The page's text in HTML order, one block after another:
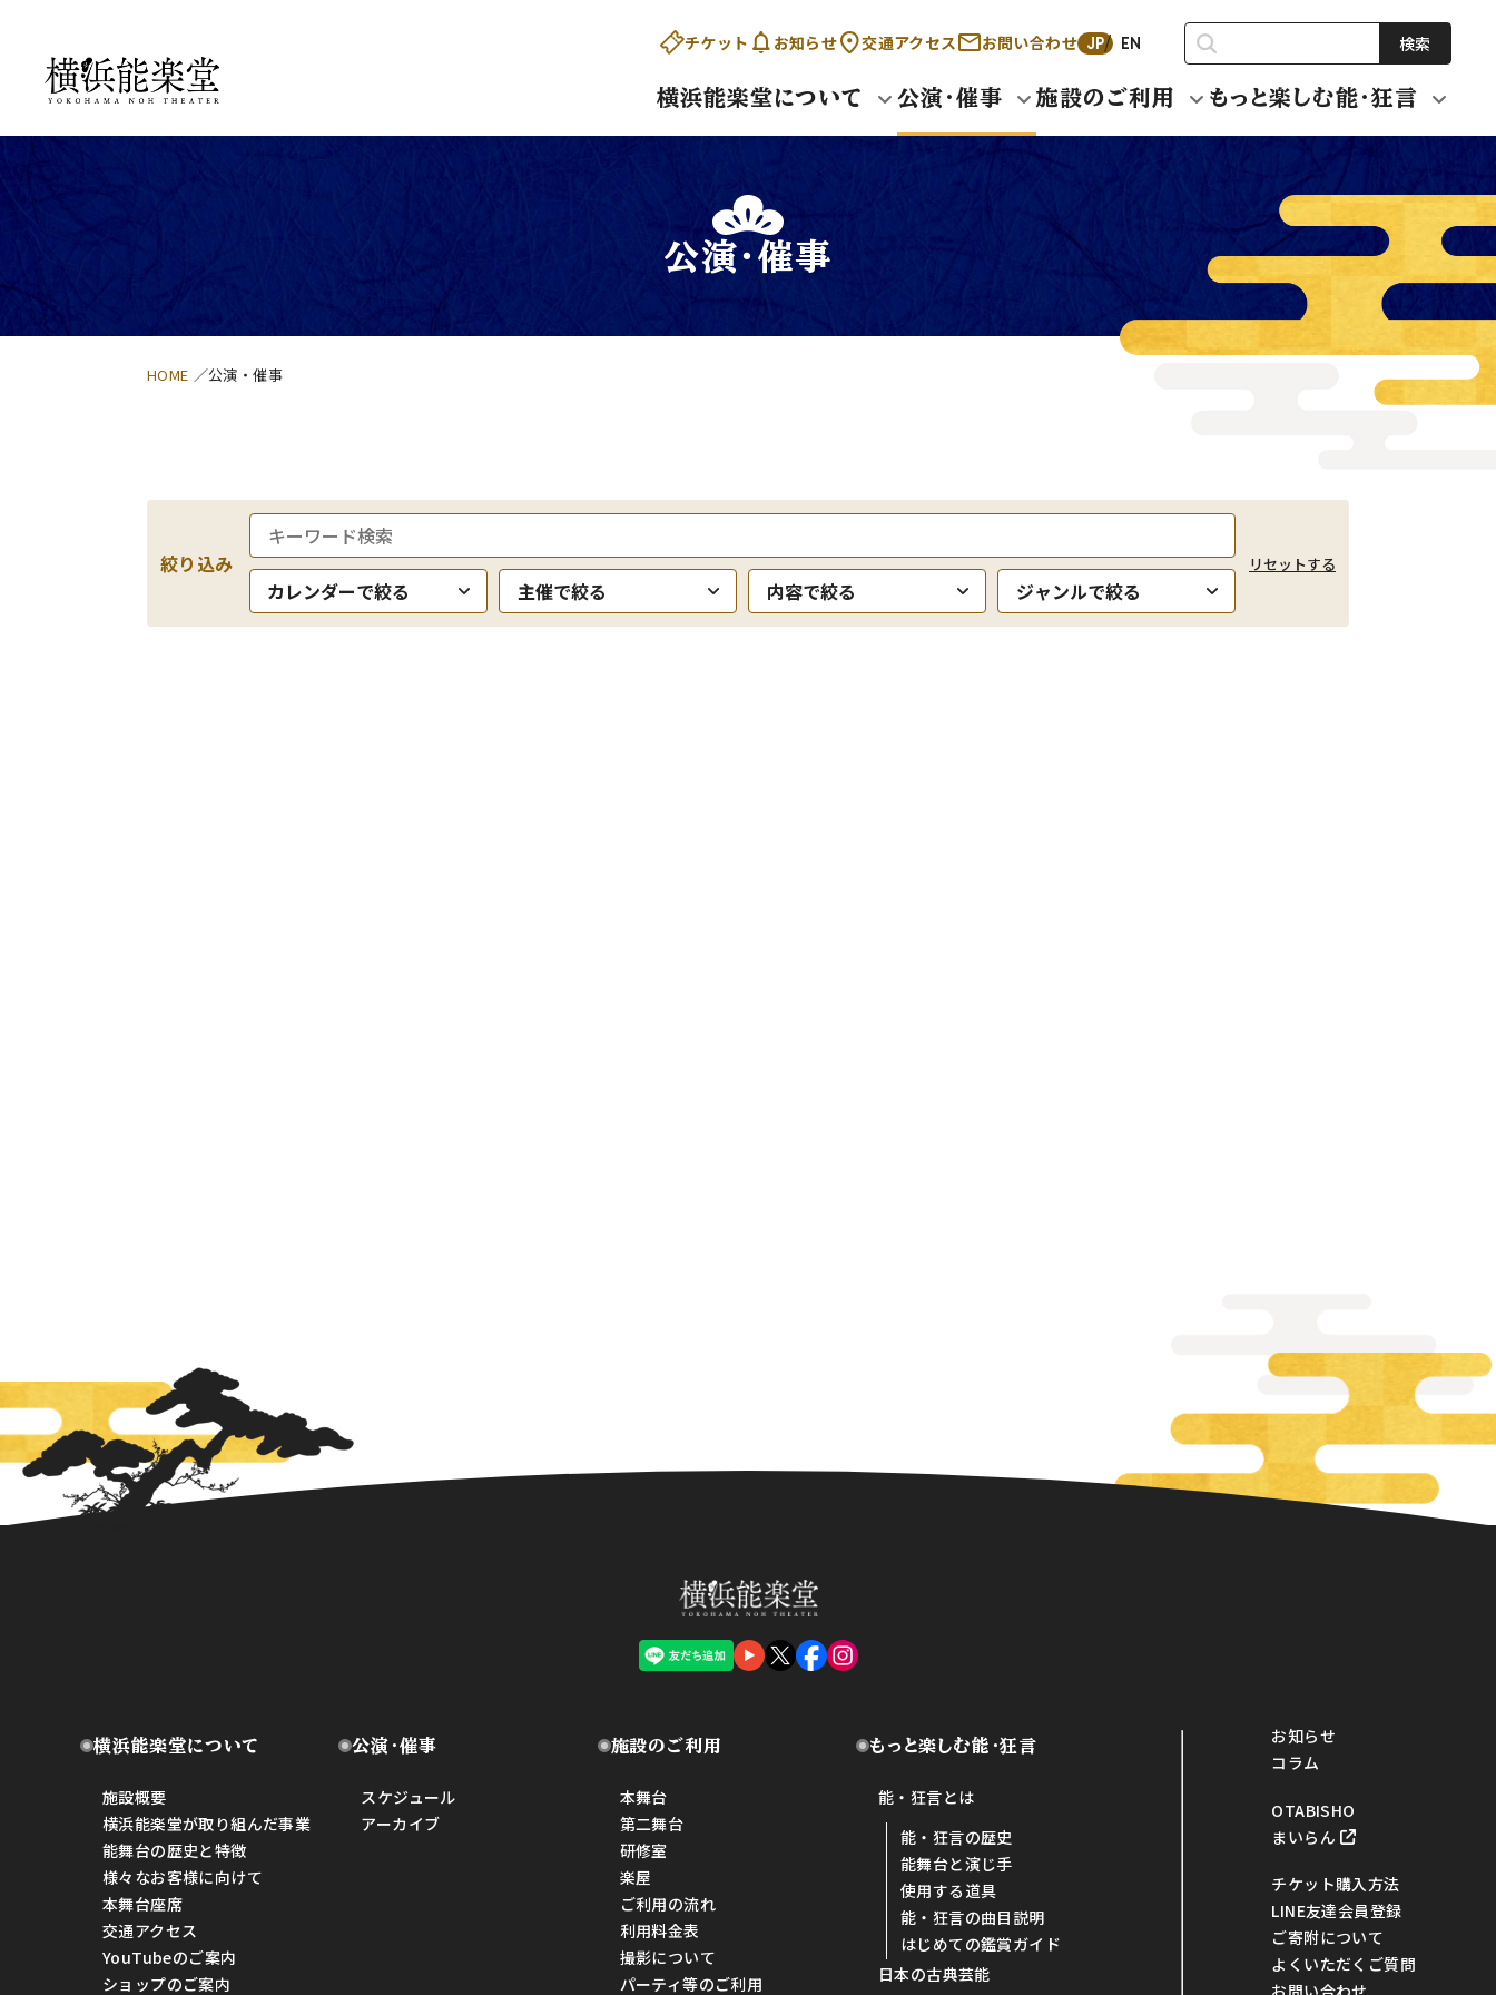
チケット お知らせ 交通アクセス お問い合わせ JP EN 検索
横浜能楽堂について 公演・催事 施設のご利用 もっと楽しむ能・狂言
公演・催事
HOME 公演・催事
絞り込み
カレンダーで絞る
横浜能楽堂について
施設概要
横浜能楽堂が取り組んだ事業
能舞台の歴史と特徴
様々なお客様に向けて
本舞台座席
交通アクセス
YouTubeのご案内
ショップのご案内
公演・催事
スケジュール
アーカイブ
施設のご利用
本舞台
第二舞台
研修室
楽屋
ご利用の流れ
利用料金表
撮影について
パーティ等のご利用
もっと楽しむ能・狂言
能・狂言とは
能・狂言の歴史
能舞台と演じ手
使用する道具
能・狂言の曲目説明
はじめての鑑賞ガイド
日本の古典芸能
お知らせ
コラム
OTABISHO
まいらん
チケット購入方法
LINE友達会員登録
ご寄附について
よくいただくご質問
お問い合わせ